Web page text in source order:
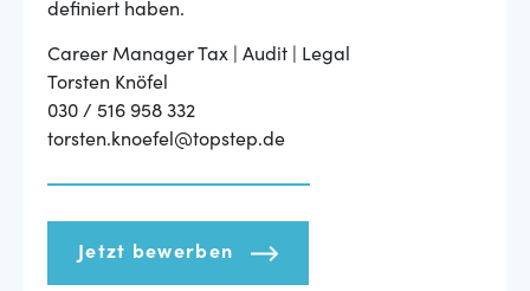
definiert haben.
Career Manager Tax | Audit | Legal
Torsten Knöfel
030 / 516 958 332
torsten.knoefel@topstep.de
Jetzt bewerben